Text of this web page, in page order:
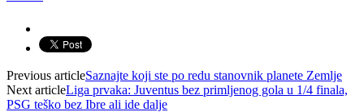
Previous articleSaznajte koji ste po redu stanovnik planete Zemlje
Next articleLiga prvaka: Juventus bez primljenog gola u 1/4 finala,
PSG teško bez Ibre ali ide dalje